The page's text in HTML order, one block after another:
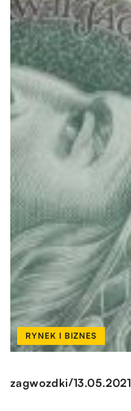
RYNEK I BIZNES
zagwozdki/13.05.2021